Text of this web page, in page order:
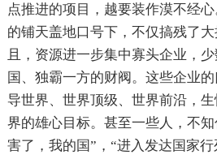
点推进的项目，越要装作漠不经
的铺天盖地口号下，不仅搞残了
且，资源进一步集中寡头企业，
国、独霸一方的财阀。这些企业
导世界、世界顶级、世界前沿，
界的雄心目标。甚至一些人，不
害了，我的国”，“进入发达国家